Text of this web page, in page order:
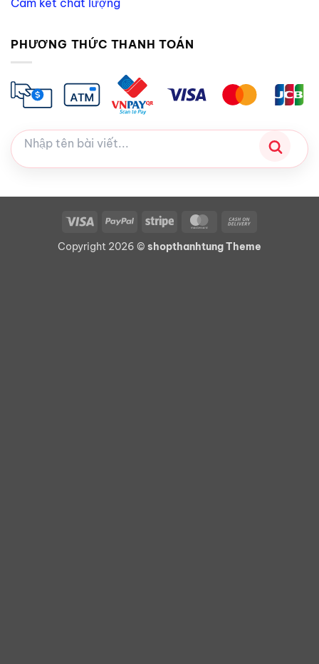
PHƯƠNG THỨC THANH TOÁN
Visa PayPal Stripe MasterCard
Delivery
Copyright 2026 © shopthanhtung Theme